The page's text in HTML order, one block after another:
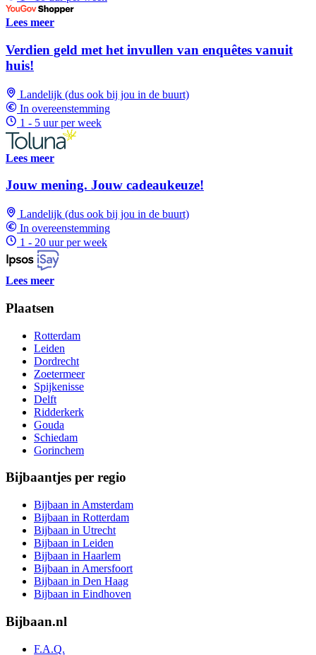
Lees meer
Verdien geld met het invullen van enquêtes vanuit
huis!
Landelijk (dus ook bij jou in de buurt)
In overeenstemming
1 - 5 uur per week
Lees meer
Jouw mening. Jouw cadeaukeuze!
Landelijk (dus ook bij jou in de buurt)
In overeenstemming
1 - 20 uur per week
Lees meer
Plaatsen
Rotterdam
Leiden
Dordrecht
Zoetermeer
Spijkenisse
Delft
Ridderkerk
Gouda
Schiedam
Gorinchem
Bijbaantjes per regio
Bijbaan in Amsterdam
Bijbaan in Rotterdam
Bijbaan in Utrecht
Bijbaan in Leiden
Bijbaan in Haarlem
Bijbaan in Amersfoort
Bijbaan in Den Haag
Bijbaan in Eindhoven
Bijbaan.nl
F.A.Q.